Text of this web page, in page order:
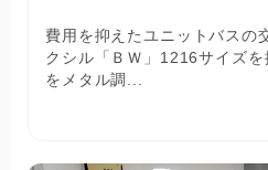
費用を抑えたユニットバスの
クシル「ＢＷ」1216サイズ
をメタル調...